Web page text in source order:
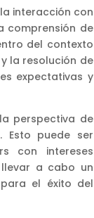
interacción con
comprensión de
del contexto
la resolución de
expectativas y
perspectiva de
Esto puede ser
con intereses
a cabo un
el éxito del